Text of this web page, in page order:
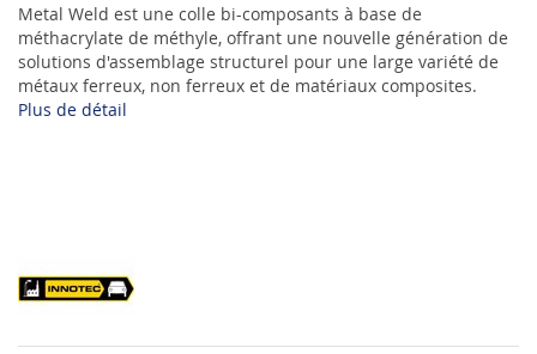
Metal Weld est une colle bi-composants à base de
méthacrylate de méthyle, offrant une nouvelle génération de
solutions d'assemblage structurel pour une large variété de
métaux ferreux, non ferreux et de matériaux composites.
Plus de détail